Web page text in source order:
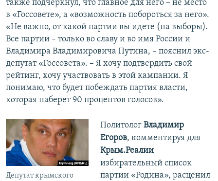
также подчеркнул, что главное для него – не место
в «Госсовете», а «возможность побороться за него».
«Не важно, от какой партии вы идете (на выборы).
Все партии – только во славу и во имя России и
Владимира Владимировича Путина, – пояснил экс-
депутат «Госсовета». – Я хочу подтвердить свой
рейтинг, хочу участвовать в этой кампании. Я
понимаю, что будет побеждать партия власти,
которая наберет 90 процентов голосов».
Депутат крымского
​Политолог Владимир
Егоров, комментируя для
Крым.Реалии
избирательный список
партии «Родина», расценил